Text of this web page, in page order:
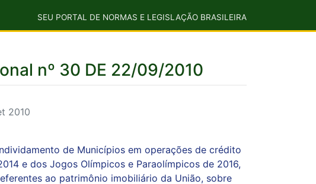
SEU PORTAL DE NORMAS E LEGISLAÇÃO BRASILEIRA
nº 30 DE 22/09/2010
2010
de Municípios em operações de crédito
e dos Jogos Olímpicos e Paraolímpicos de 2016,
ao patrimônio imobiliário da União, sobre